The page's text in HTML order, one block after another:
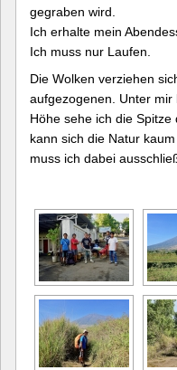
gegraben wird.
Ich erhalte mein
Ich muss nur Laufen.
Die Wolken verziehen
aufgezogenen. Unter
Höhe sehe ich die
kann sich die Natur
muss ich dabei